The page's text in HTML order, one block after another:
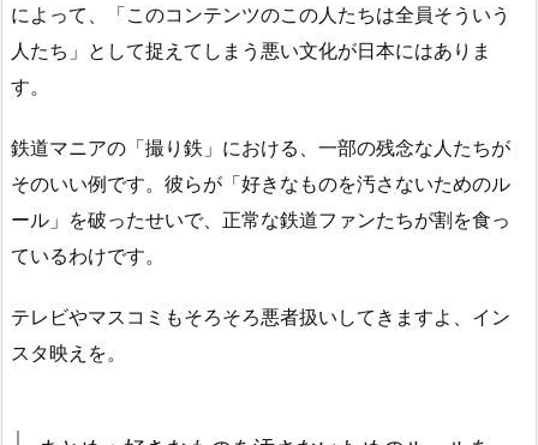
によって、「このコンテンツのこの人たちは全員そういう
人たち」として捉えてしまう悪い文化が日本にはありま
す。
鉄道マニアの「撮り鉄」における、一部の残念な人たちが
そのいい例です。彼らが「好きなものを汚さないためのル
ール」を破ったせいで、正常な鉄道ファンたちが割を食っ
ているわけです。
テレビやマスコミもそろそろ悪者扱いしてきますよ、イン
スタ映えを。